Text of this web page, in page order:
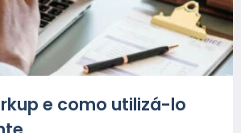
e como utilizá-lo